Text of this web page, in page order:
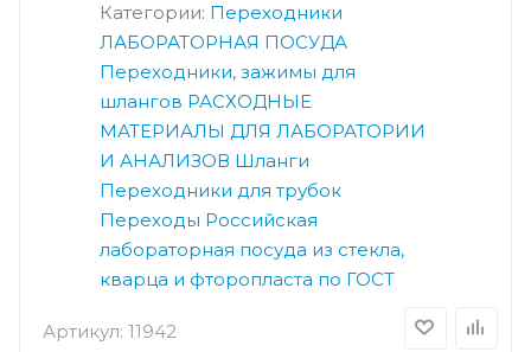
Артикул: 11942
Категории: Переходники
ЛАБОРАТОРНАЯ ПОСУДА
Переходники, зажимы для
шлангов РАСХОДНЫЕ
МАТЕРИАЛЫ ДЛЯ ЛАБОРАТОРИИ
И АНАЛИЗОВ Шланги
Переходники для трубок
Переходы Российская
лабораторная посуда из стекла,
кварца и фторопласта по ГОСТ